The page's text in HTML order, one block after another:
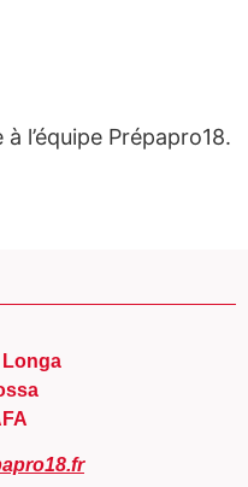
l’équipe Prépapro18.
Longa